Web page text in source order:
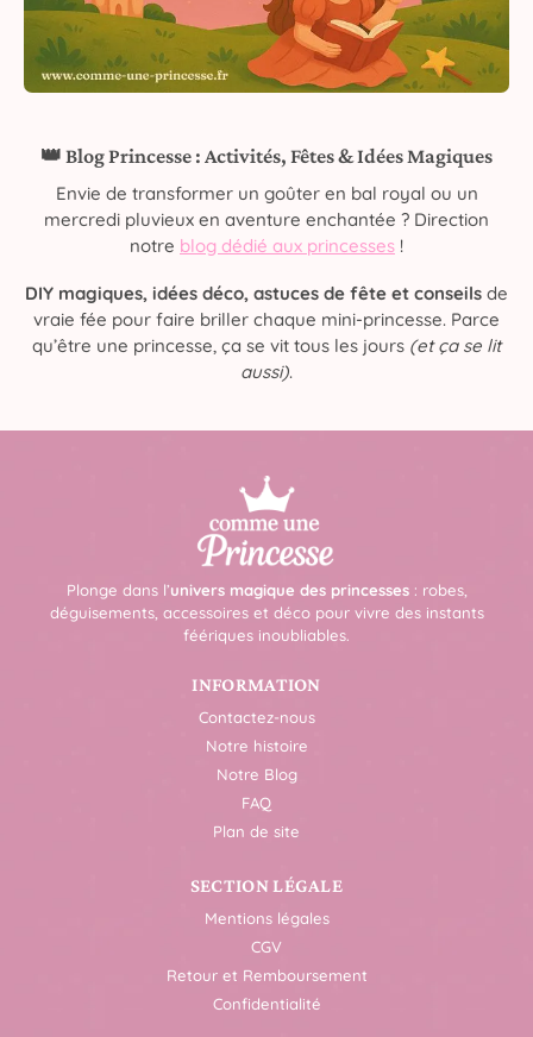
👑 Blog Princesse : Activités, Fêtes & Idées Magiques
Envie de transformer un goûter en bal royal ou un
mercredi pluvieux en aventure enchantée ? Direction
notre blog dédié aux princesses !
DIY magiques, idées déco, astuces de fête et conseils de
vraie fée pour faire briller chaque mini-princesse. Parce
qu’être une princesse, ça se vit tous les jours (et ça se lit
aussi).
Plonge dans l’univers magique des princesses: robes,
déguisements, accessoires et déco pour vivre des instants
féériques inoubliables.
INFORMATION
Contactez-nous
Notre histoire
Notre Blog
FAQ
Plan de site
SECTION LÉGALE
Mentions légales
CGV
Retour et Remboursement
Confidentialité